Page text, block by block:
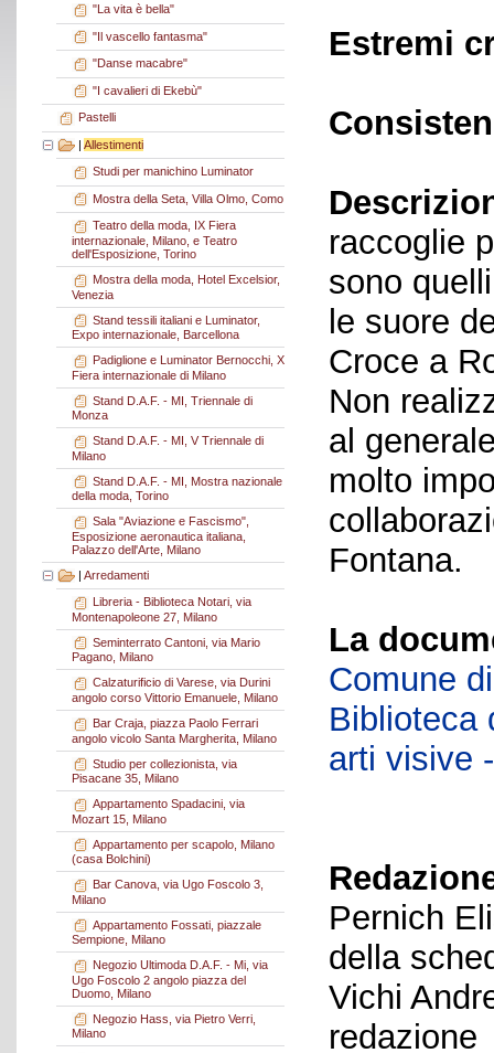
"La vita è bella"
"Il vascello fantasma"
"Danse macabre"
"I cavalieri di Ekebù"
Pastelli
| Allestimenti
Studi per manichino Luminator
Mostra della Seta, Villa Olmo, Como
Teatro della moda, IX Fiera
internazionale, Milano, e Teatro
dell'Esposizione, Torino
Mostra della moda, Hotel Excelsior,
Venezia
Stand tessili italiani e Luminator,
Expo internazionale, Barcellona
Padiglione e Luminator Bernocchi, X
Fiera internazionale di Milano
Stand D.A.F. - MI, Triennale di
Monza
Stand D.A.F. - MI, V Triennale di
Milano
Stand D.A.F. - MI, Mostra nazionale
della moda, Torino
Sala "Aviazione e Fascismo",
Esposizione aeronautica italiana,
Palazzo dell'Arte, Milano
| Arredamenti
Libreria - Biblioteca Notari, via
Montenapoleone 27, Milano
Seminterrato Cantoni, via Mario
Pagano, Milano
Calzaturificio di Varese, via Durini
angolo corso Vittorio Emanuele, Milano
Bar Craja, piazza Paolo Ferrari
angolo vicolo Santa Margherita, Milano
Studio per collezionista, via
Pisacane 35, Milano
Appartamento Spadacini, via
Mozart 15, Milano
Appartamento per scapolo, Milano
(casa Bolchini)
Bar Canova, via Ugo Foscolo 3,
Milano
Appartamento Fossati, piazzale
Sempione, Milano
Negozio Ultimoda D.A.F. - Mi, via
Ugo Foscolo 2 angolo piazza del
Duomo, Milano
Negozio Hass, via Pietro Verri,
Milano
Estremi
raccoglie
sono
le suore
Croce a
Non
al
molto
Fontana.
La
Comune
Biblioteca
arti visive
Pernich
della
Vichi
redazione